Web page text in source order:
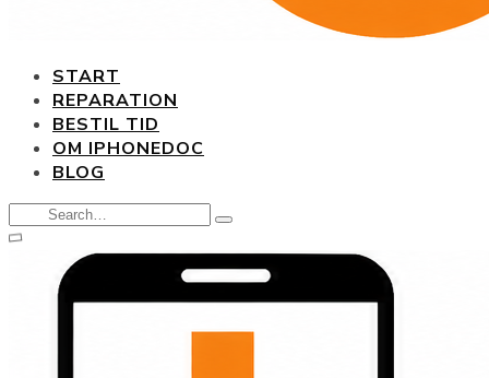
START
REPARATION
BESTIL TID
OM IPHONEDOC
BLOG
Search
for:
Type